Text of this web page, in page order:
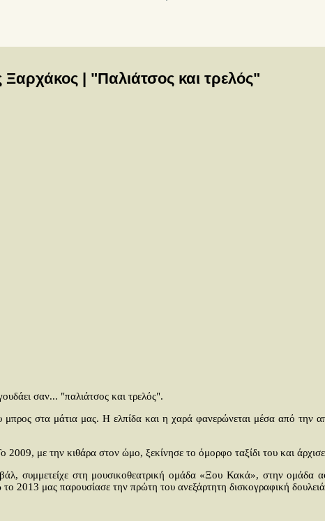
Ξαρχάκος | "Παλιάτσος και τρελός"
σαν... "παλιάτσος και τρελός".
στα μάτια μας. Η ελπίδα και η χαρά φανερώνεται μέσα από την
με την κιθάρα στον ώμο, ξεκίνησε το όμορφο ταξίδι του και
συμμετείχε στη μουσικοθεατρική ομάδα «Ξου Κακά», στην
2013 μας παρουσίασε την πρώτη του ανεξάρτητη δισκογραφική